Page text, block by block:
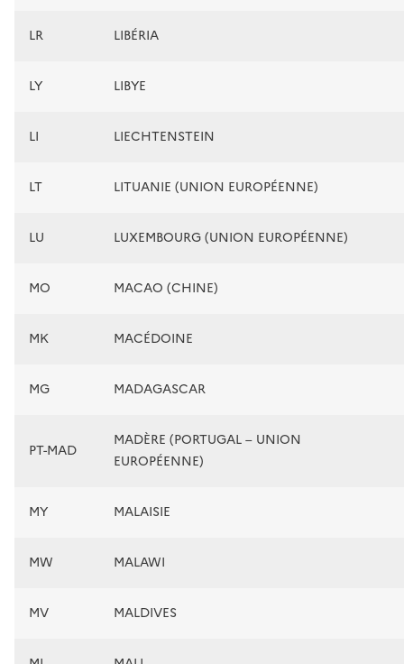
LR LIBÉRIA
LY LIBYE
LI LIECHTENSTEIN
LT LITUANIE (UNION EUROPÉENNE)
LU LUXEMBOURG (UNION EUROPÉENNE)
MO MACAO (CHINE)
MK MACÉDOINE
MG MADAGASCAR
PT-MAD
MADÈRE (PORTUGAL – UNION
EUROPÉENNE)
MY MALAISIE
MW MALAWI
MV MALDIVES